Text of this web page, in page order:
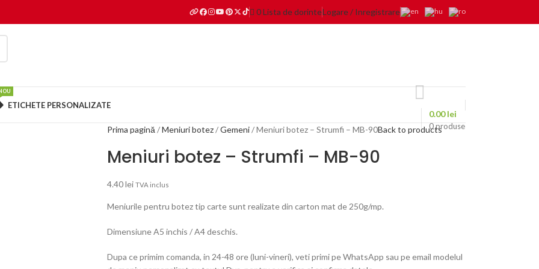
0Lista de dorinteLogare / Inregistrare
ETICHETE PERSONALIZATE
0produse
0.00lei
Prima pagină Meniuri botez Gemeni Meniuri botez – Strumfi – MB-90Back to products
Meniuri botez – Strumfi – MB-90
4.40lei TVA inclus
Meniurile pentru botez tip carte sunt realizate din carton mat de 250g/mp.
Dimensiune A5 inchis / A4 deschis.
Dupa ce primim comanda, in 24-48 ore (luni-vineri), veti primi pe WhatsApp sau pe email modelul